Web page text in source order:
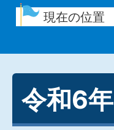
現在の位置
令和6年